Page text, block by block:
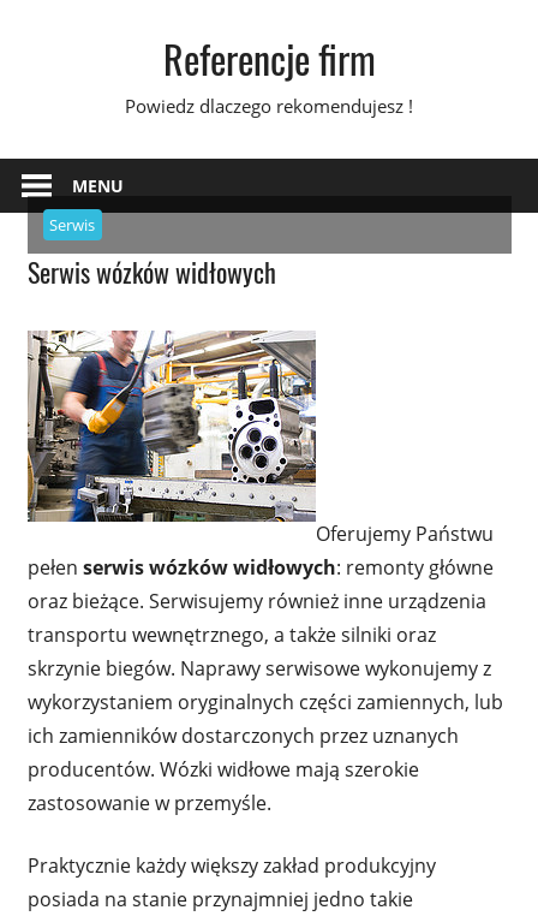
Referencje firm
Powiedz dlaczego rekomendujesz !
MENU
Serwis
Serwis wózków widłowych
Oferujemy Państwu
pełen serwis wózków widłowych: remonty główne
oraz bieżące. Serwisujemy również inne urządzenia
transportu wewnętrznego, a także silniki oraz
skrzynie biegów. Naprawy serwisowe wykonujemy z
wykorzystaniem oryginalnych części zamiennych, lub
ich zamienników dostarczonych przez uznanych
producentów. Wózki widłowe mają szerokie
zastosowanie w przemyśle.
Praktycznie każdy większy zakład produkcyjny
posiada na stanie przynajmniej jedno takie